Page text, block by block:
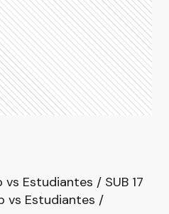
Estudiantes / SUB 17
vs Estudiantes /